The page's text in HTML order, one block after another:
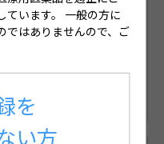
らからログインくださ
続を省略可能です。
います。 一般の方に
ではありませんので、ご
を
い方